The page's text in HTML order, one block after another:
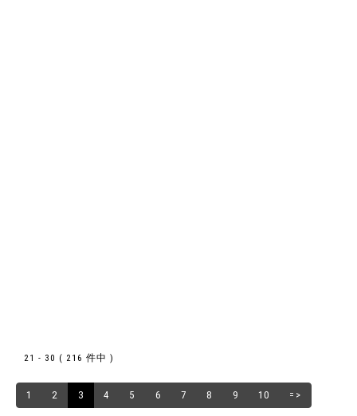
21 - 30 ( 216 件中 )
1 2 3 4 5 6 7 8 9 10 =>